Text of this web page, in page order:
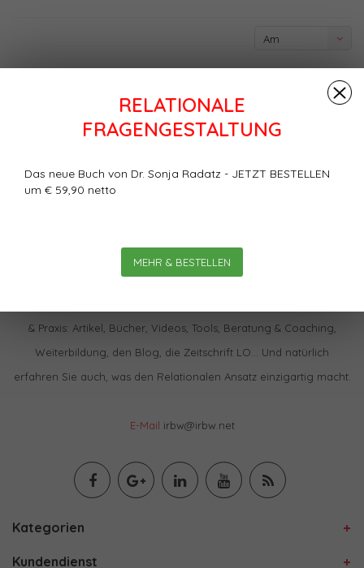
RELATIONALE
FRAGENGESTALTUNG
Das neue Buch von Dr. Sonja Radatz - JETZT BESTELLEN
um € 59,90 netto
MEHR & BESTELLEN
Am
& Praxis: Artikel, Bücher, Videos, Tools, Beratung & Coaching,
Weiterbildung, den Blog, die Zeitschrift LO… Und natürlich
erfahren Sie auch, was den Relationalen Ansatz einzigartig macht.
E-Mail irbw@irbw.net
Kategorien
Kundendienst